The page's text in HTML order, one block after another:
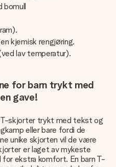
bomull
kjemisk rengjøring.
lav temperatur).
for barn trykt med
gave!
T-skjorter trykt med tekst og
eller bare fordi de
unike skjorten vil de være
er laget av mykeste
for ekstra komfort. En barn T-